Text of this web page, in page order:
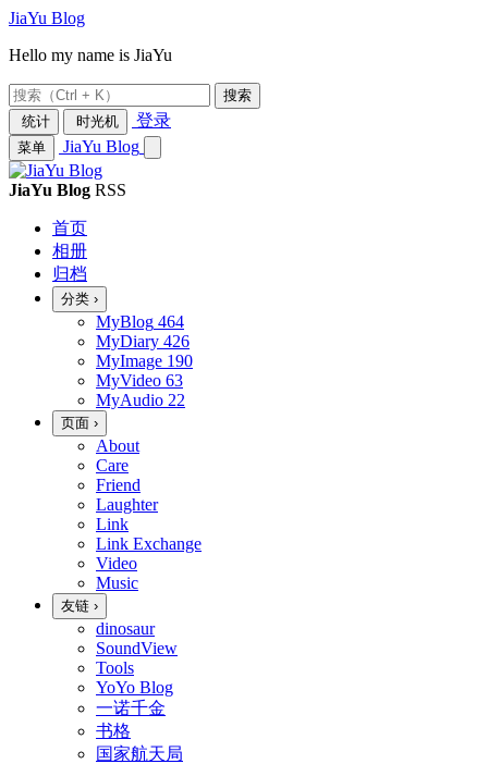
JiaYu Blog
Hello my name is JiaYu
搜索
统计
时光机 登录
菜单 JiaYu Blog
JiaYu Blog RSS
首页
相册
归档
分类 ›
MyBlog 464
MyDiary 426
MyImage 190
MyVideo 63
MyAudio 22
页面 ›
About
Care
Friend
Laughter
Link
Link Exchange
Video
Music
友链 ›
dinosaur
SoundView
Tools
YoYo Blog
一诺千金
书格
国家航天局